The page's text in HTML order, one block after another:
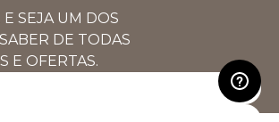
SEJA UM DOS
DE TODAS
E OFERTAS.